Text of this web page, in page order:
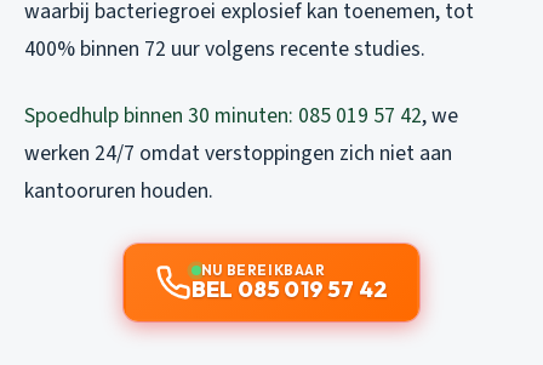
waarbij bacteriegroei explosief kan toenemen, tot
400% binnen 72 uur volgens recente studies.
Spoedhulp binnen 30 minuten: 085 019 57 42, we
werken 24/7 omdat verstoppingen zich niet aan
kantooruren houden.
NU BEREIKBAAR
BEL 085 019 57 42